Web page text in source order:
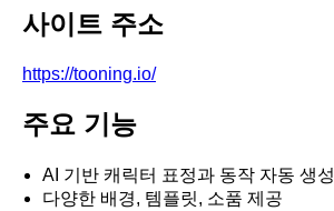
사이트 주소
https://tooning.io/
주요 기능
AI 기반 캐릭터 표정과 동작 자동 생성
다양한 배경, 템플릿, 소품 제공